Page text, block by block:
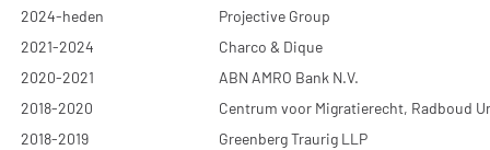
2024-heden
Projective Group
2021-2024
Charco & Dique
2020-2021
ABN AMRO Bank N.V.
2018-2020
Centrum voor Migratierecht, Radboud
2018-2019
Greenberg Traurig LLP